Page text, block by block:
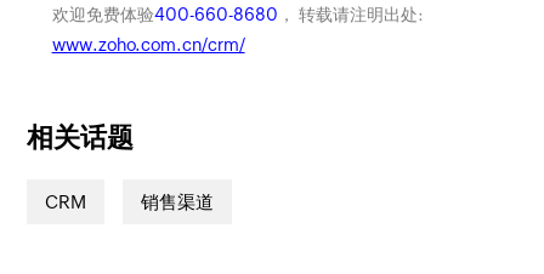
欢迎免费体验400-660-8680 ， 转载请注明出处:
www.zoho.com.cn/crm/
相关话题
CRM 销售渠道